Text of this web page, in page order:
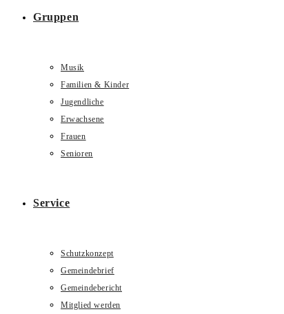
Gruppen
Musik
Familien & Kinder
Jugendliche
Erwachsene
Frauen
Senioren
Service
Schutzkonzept
Gemeindebrief
Gemeindebericht
Mitglied werden